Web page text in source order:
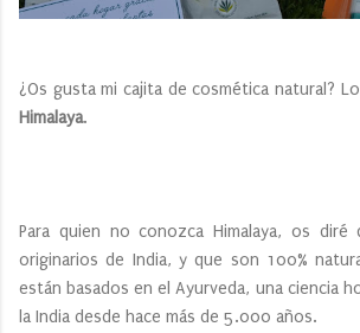
¿Os gusta mi cajita de cosmética natural?
Himalaya.
Para quien no conozca Himalaya, os
originarios de India, y que son 100%
están basados en el Ayurveda, una ciencia
la India desde hace más de 5.000 años.